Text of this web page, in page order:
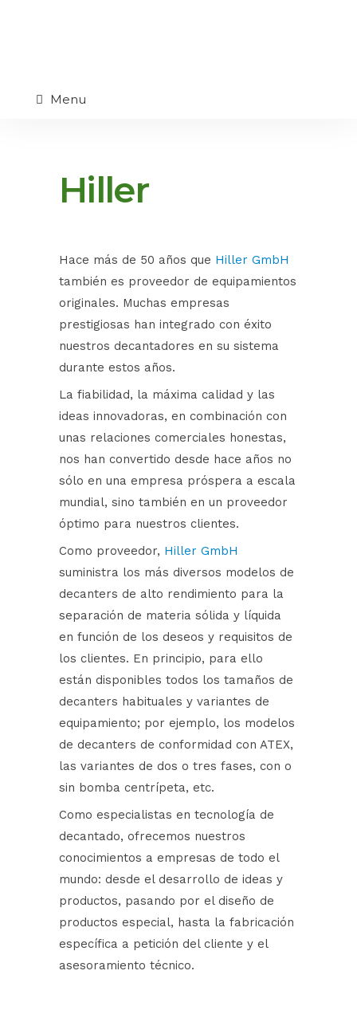
Menu
Hiller
Hace más de 50 años que Hiller GmbH
también es proveedor de equipamientos
originales. Muchas empresas
prestigiosas han integrado con éxito
nuestros decantadores en su sistema
durante estos años.
La fiabilidad, la máxima calidad y las
ideas innovadoras, en combinación con
unas relaciones comerciales honestas,
nos han convertido desde hace años no
sólo en una empresa próspera a escala
mundial, sino también en un proveedor
óptimo para nuestros clientes.
Como proveedor, Hiller GmbH
suministra los más diversos modelos de
decanters de alto rendimiento para la
separación de materia sólida y líquida
en función de los deseos y requisitos de
los clientes. En principio, para ello
están disponibles todos los tamaños de
decanters habituales y variantes de
equipamiento; por ejemplo, los modelos
de decanters de conformidad con ATEX,
las variantes de dos o tres fases, con o
sin bomba centrípeta, etc.
Como especialistas en tecnología de
decantado, ofrecemos nuestros
conocimientos a empresas de todo el
mundo: desde el desarrollo de ideas y
productos, pasando por el diseño de
productos especial, hasta la fabricación
específica a petición del cliente y el
asesoramiento técnico.